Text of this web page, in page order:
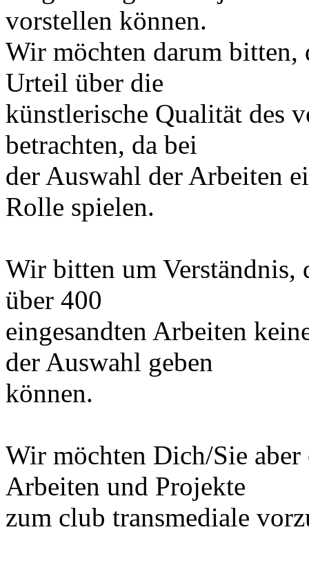
vorstellen können.
Wir möchten darum bitten,
Urteil über die
künstlerische Qualität des
betrachten, da bei
der Auswahl der Arbeiten
Rolle spielen.
Wir bitten um Verständnis,
über 400
eingesandten Arbeiten
der Auswahl geben
können.
Wir möchten Dich/Sie
Arbeiten und Projekte
zum club transmediale